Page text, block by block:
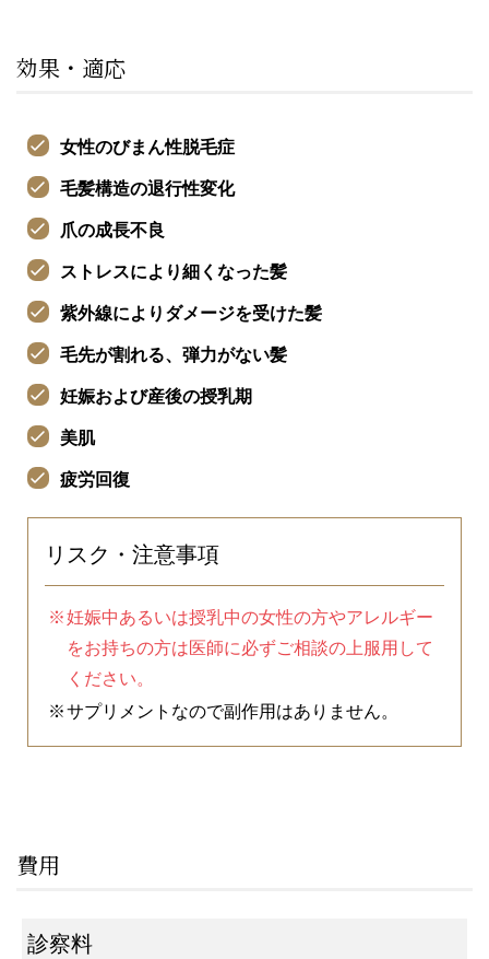
効果・適応
女性のびまん性脱毛症
毛髪構造の退行性変化
爪の成長不良
ストレスにより細くなった髪
紫外線によりダメージを受けた髪
毛先が割れる、弾力がない髪
妊娠および産後の授乳期
美肌
疲労回復
リスク・注意事項
妊娠中あるいは授乳中の女性の方やアレルギー
をお持ちの方は医師に必ずご相談の上服用して
ください。
サプリメントなので副作用はありません。
費用
診察料